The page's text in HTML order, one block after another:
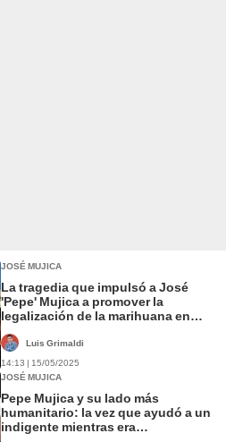
JOSÉ MUJICA
La tragedia que impulsó a José
'Pepe' Mujica a promover la
legalización de la marihuana en
Luis Grimaldi
14:13 | 15/05/2025
JOSÉ MUJICA
Pepe Mujica y su lado más
humanitario: la vez que ayudó a un
indigente mientras era